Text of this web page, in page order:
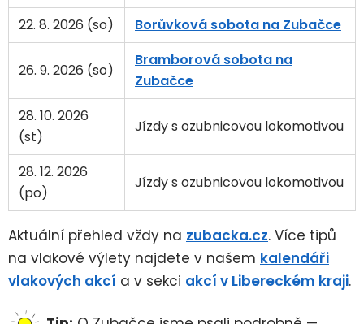
22. 8. 2026 (so)
Borůvková sobota na Zubačce
26. 9. 2026 (so)
Bramborová sobota na
Zubačce
28. 10. 2026
(st)
Jízdy s ozubnicovou lokomotivou
28. 12. 2026
(po)
Jízdy s ozubnicovou lokomotivou
Aktuální přehled vždy na zubacka.cz. Více tipů
na vlakové výlety najdete v našem kalendáři
vlakových akcí a v sekci akcí v Libereckém kraji.